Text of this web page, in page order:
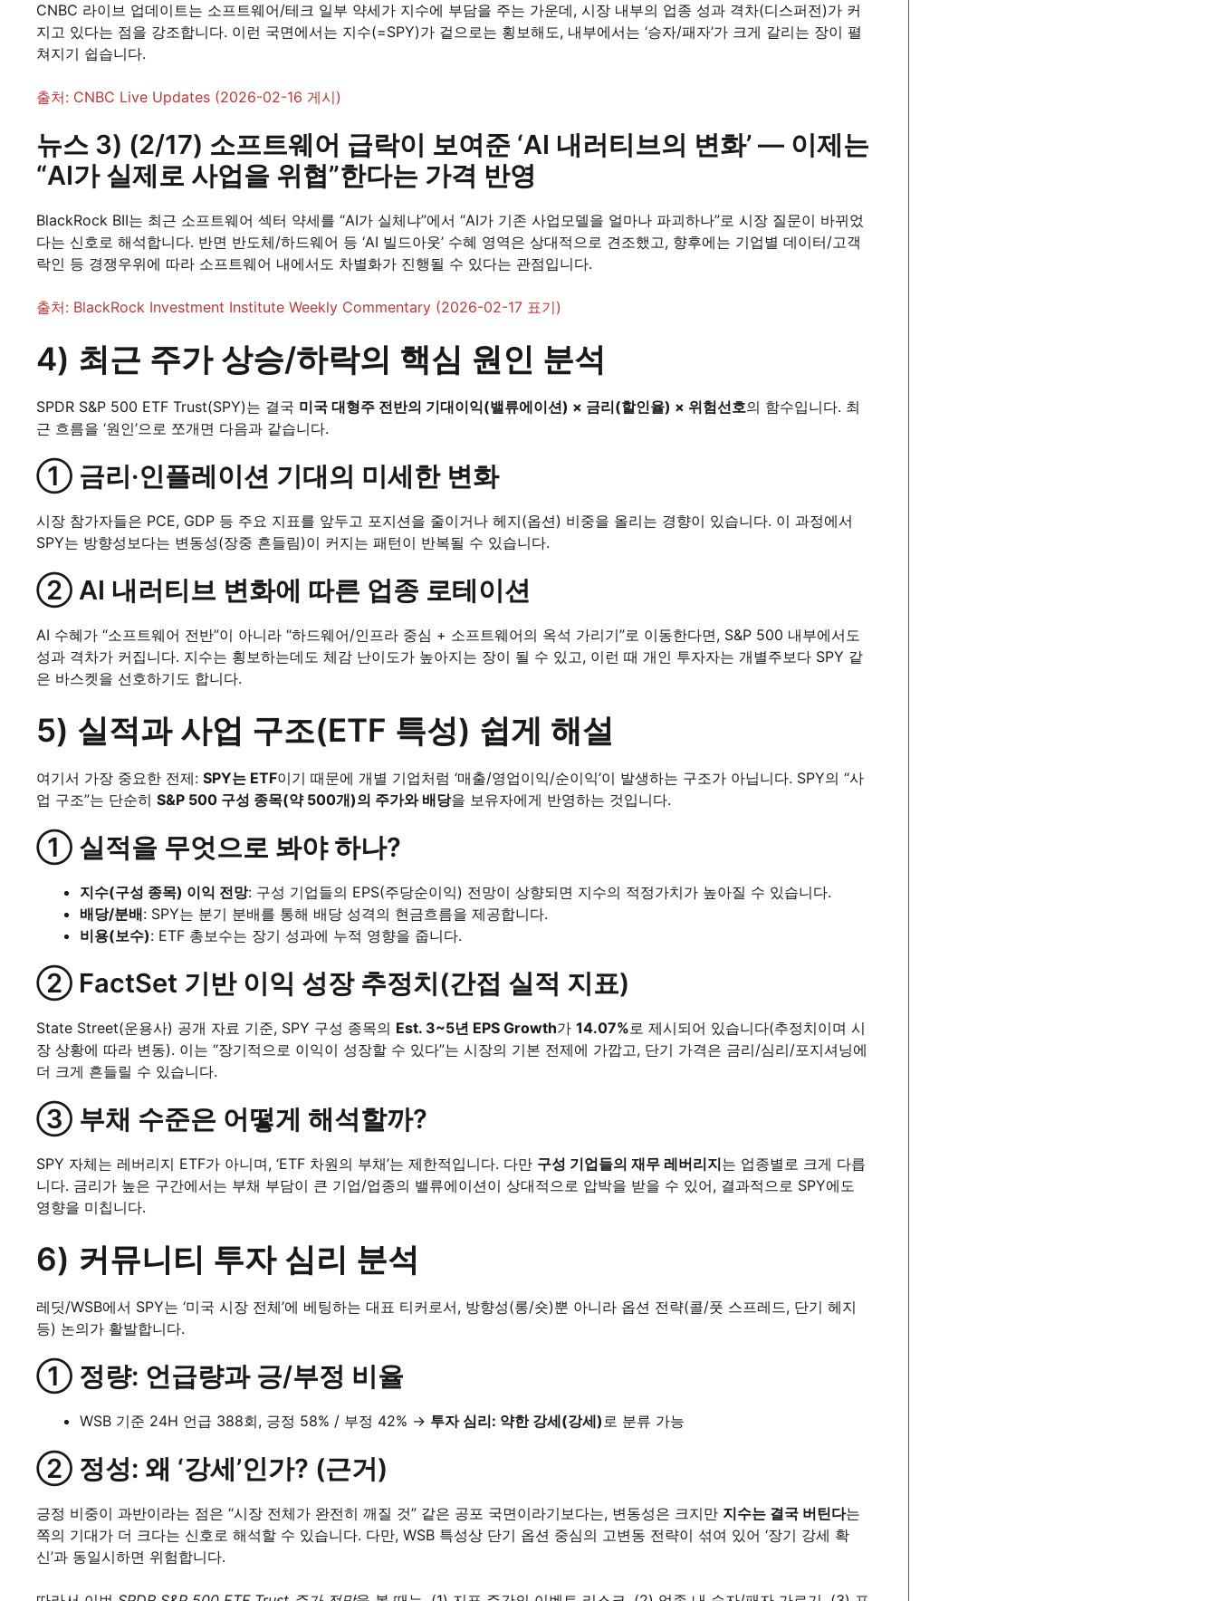
CNBC 라이브 업데이트는 소프트웨어/테크 일부 약세가 지수에 부담을 주는 가운데, 시장 내부의 업종 성과 격차(디스퍼전)가 커
지고 있다는 점을 강조합니다. 이런 국면에서는 지수(=SPY)가 겉으로는 횡보해도, 내부에서는 ‘승자/패자’가 크게 갈리는 장이 펼
쳐지기 쉽습니다.
출처: CNBC Live Updates (2026-02-16 게시)
뉴스 3) (2/17) 소프트웨어 급락이 보여준 ‘AI 내러티브의 변화’ — 이제는
“AI가 실제로 사업을 위협”한다는 가격 반영
BlackRock BII는 최근 소프트웨어 섹터 약세를 “AI가 실체냐”에서 “AI가 기존 사업모델을 얼마나 파괴하나”로 시장 질문이 바뀌었
다는 신호로 해석합니다. 반면 반도체/하드웨어 등 ‘AI 빌드아웃’ 수혜 영역은 상대적으로 견조했고, 향후에는 기업별 데이터/고객
락인 등 경쟁우위에 따라 소프트웨어 내에서도 차별화가 진행될 수 있다는 관점입니다.
출처: BlackRock Investment Institute Weekly Commentary (2026-02-17 표기)
4) 최근 주가 상승/하락의 핵심 원인 분석
SPDR S&P 500 ETF Trust(SPY)는 결국 미국 대형주 전반의 기대이익(밸류에이션) × 금리(할인율) × 위험선호의 함수입니다. 최
근 흐름을 ‘원인’으로 쪼개면 다음과 같습니다.
① 금리·인플레이션 기대의 미세한 변화
시장 참가자들은 PCE, GDP 등 주요 지표를 앞두고 포지션을 줄이거나 헤지(옵션) 비중을 올리는 경향이 있습니다. 이 과정에서
SPY는 방향성보다는 변동성(장중 흔들림)이 커지는 패턴이 반복될 수 있습니다.
② AI 내러티브 변화에 따른 업종 로테이션
AI 수혜가 “소프트웨어 전반”이 아니라 “하드웨어/인프라 중심 + 소프트웨어의 옥석 가리기”로 이동한다면, S&P 500 내부에서도
성과 격차가 커집니다. 지수는 횡보하는데도 체감 난이도가 높아지는 장이 될 수 있고, 이런 때 개인 투자자는 개별주보다 SPY 같
은 바스켓을 선호하기도 합니다.
5) 실적과 사업 구조(ETF 특성) 쉽게 해설
여기서 가장 중요한 전제: SPY는 ETF이기 때문에 개별 기업처럼 ‘매출/영업이익/순이익’이 발생하는 구조가 아닙니다. SPY의 “사
업 구조”는 단순히 S&P 500 구성 종목(약 500개)의 주가와 배당을 보유자에게 반영하는 것입니다.
① 실적을 무엇으로 봐야 하나?
지수(구성 종목) 이익 전망: 구성 기업들의 EPS(주당순이익) 전망이 상향되면 지수의 적정가치가 높아질 수 있습니다.
배당/분배: SPY는 분기 분배를 통해 배당 성격의 현금흐름을 제공합니다.
비용(보수): ETF 총보수는 장기 성과에 누적 영향을 줍니다.
② FactSet 기반 이익 성장 추정치(간접 실적 지표)
State Street(운용사) 공개 자료 기준, SPY 구성 종목의 Est. 3~5년 EPS Growth가 14.07%로 제시되어 있습니다(추정치이며 시
장 상황에 따라 변동). 이는 “장기적으로 이익이 성장할 수 있다”는 시장의 기본 전제에 가깝고, 단기 가격은 금리/심리/포지셔닝에
더 크게 흔들릴 수 있습니다.
③ 부채 수준은 어떻게 해석할까?
SPY 자체는 레버리지 ETF가 아니며, ‘ETF 차원의 부채’는 제한적입니다. 다만 구성 기업들의 재무 레버리지는 업종별로 크게 다릅
니다. 금리가 높은 구간에서는 부채 부담이 큰 기업/업종의 밸류에이션이 상대적으로 압박을 받을 수 있어, 결과적으로 SPY에도
영향을 미칩니다.
6) 커뮤니티 투자 심리 분석
레딧/WSB에서 SPY는 ‘미국 시장 전체’에 베팅하는 대표 티커로서, 방향성(롱/숏)뿐 아니라 옵션 전략(콜/풋 스프레드, 단기 헤지
등) 논의가 활발합니다.
① 정량: 언급량과 긍/부정 비율
WSB 기준 24H 언급 388회, 긍정 58% / 부정 42% → 투자 심리: 약한 강세(강세)로 분류 가능
② 정성: 왜 ‘강세’인가? (근거)
긍정 비중이 과반이라는 점은 “시장 전체가 완전히 깨질 것” 같은 공포 국면이라기보다는, 변동성은 크지만 지수는 결국 버틴다는
쪽의 기대가 더 크다는 신호로 해석할 수 있습니다. 다만, WSB 특성상 단기 옵션 중심의 고변동 전략이 섞여 있어 ‘장기 강세 확
신’과 동일시하면 위험합니다.